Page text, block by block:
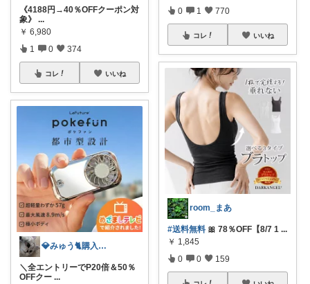
《4188円→40％OFFクーポン対
象》 ...
￥ 6,980
1 0 374
コレ いいね
💎みゅう🐈購入感謝(❀ᴗ͈ˬᴗ͈)⁾
＼全エントリーでP20倍＆50％
OFFクー ...
0 1 770
コレ いいね
room_まあ
#送料無料 🎀 78％OFF【8/7 1 ...
￥ 1,845
0 0 159